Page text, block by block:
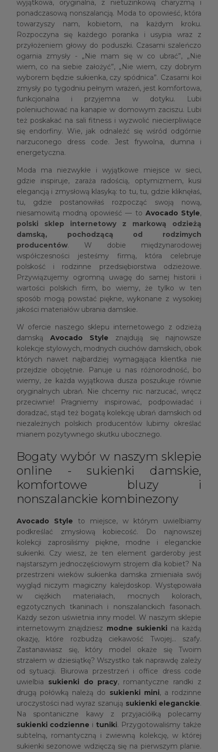
wyjątkowa, oryginalna, z nietuzinkową charyzmą i
ponadczasową nonszalancją. Moda to opowieść, która
towarzyszy nam, kobietom, na każdym kroku.
Rozpoczyna się każdego poranka i usypia wraz z
przyłożeniem głowy do poduszki. Czasami szaleńczo
ogarnia zmysły - „Nie mam się w co ubrać”, „Nie
wiem, co na siebie założyć”, „Nie wiem, czy dobrym
wyborem będzie sukienka, czy spódnica”. Czasami koi
zmysły po tygodniu pełnym wrażeń, jest komfortowa,
funkcjonalna i przyjemna w dotyku. Lubi
poleniuchować na kanapie w domowym zaciszu. Lubi
też poskakać na sali fitness i wyzwolić niecierpliwiące
się endorfiny. Wie, jak odnaleźć się wśród odgórnie
narzuconego dress code. Jest frywolna, dumna i
energetyczna.
Moda ma niezwykłe i wyjątkowe miejsce w sieci,
gdzie inspiruje, zaraża radością, optymizmem, kusi
elegancją i zmysłową klasyką: to tu, tu, gdzie kliknęłaś,
tu, gdzie postanowiłaś rozpocząć swoją nową,
niesamowitą modną opowieść — toAvocado Style,
polski sklep internetowy z markową odzieżą
damską, pochodzącą od rodzimych
producentów. W dobie międzynarodowej
współczesności jesteśmy firmą, która celebruje
polskość i rodzinne przedsiębiorstwa odzieżowe.
Przywiązujemy ogromną uwagę do samej historii i
wartości polskich firm, bo wiemy, że tylko w ten
sposób mogą powstać piękne, wykonane z wysokiej
jakości materiałów ubrania damskie.
W ofercie naszego sklepu internetowego z odzieżą
damską Avocado Style znajdują się najnowsze
kolekcje stylowych, modnych ciuchów damskich, obok
których nawet najbardziej wymagająca klientka nie
przejdzie obojętnie. Panuje u nas różnorodność, bo
wiemy, że każda wyjątkowa dusza poszukuje równie
oryginalnych ubrań. Nie chcemy nic narzucać, wręcz
przeciwnie! Pragniemy inspirować, podpowiadać i
doradzać, stąd też bogatą kolekcję ubrań damskich od
niezależnych polskich producentów lubimy określać
mianem pozytywnego skutku ubocznego.
Bogaty wybór w naszym sklepie
online - sukienki damskie,
komfortowe bluzy i
nonszalanckie kombinezony
Avocado Style
to miejsce, w którym uwielbiamy
podkreślać zmysłową kobiecość. Do najnowszej
kolekcji zaprosiliśmy piękne, modne i eleganckie
sukienki. Czy wiesz, że ten element garderoby jest
najstarszym jednoczęściowym strojem dla kobiet? Na
przestrzeni wieków sukienka damska zmieniała swój
wygląd niczym magiczny kalejdoskop. Występowała
w ciężkich materiałach, mocnych kolorach,
egzotycznych tkaninach i nonszalanckich fasonach.
Każdy sezon uświetnia inny model. W naszym sklepie
internetowym znajdziesz modne sukienki na każdą
okazję, które rozbudzą ciekawość Twojej… szafy.
Zastanawiasz się, który model okaże się Twoim
strzałem w dziesiątkę? Wszystko tak naprawdę zależy
od sytuacji. Biurowa przestrzeń i office dress code
uwielbia sukienki do pracy, romantyczne randki z
drugą połówką należą do sukienki mini, a rodzinne
uroczystości nad wyraz szanują sukienki eleganckie.
Na spontaniczne kawy z przyjaciółką polecamy
sukienki codzienne i tuniki. Przygotowaliśmy także
subtelną, romantyczną i zwiewną kolekcję, w której
sukienki sezonowe wdzięczą się na pierwszym planie.